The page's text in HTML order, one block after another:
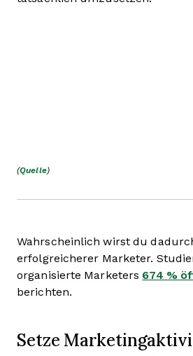
(Quelle)
Wahrscheinlich wirst du
erfolgreicherer Marketer.
organisierte Marketers 674 %
berichten.
Setze